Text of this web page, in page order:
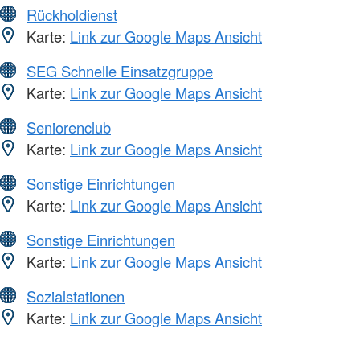
Rückholdienst
Karte: Link zur Google Maps Ansicht
SEG Schnelle Einsatzgruppe
Karte: Link zur Google Maps Ansicht
Seniorenclub
Karte: Link zur Google Maps Ansicht
Sonstige Einrichtungen
Karte: Link zur Google Maps Ansicht
Sonstige Einrichtungen
Karte: Link zur Google Maps Ansicht
Sozialstationen
Karte: Link zur Google Maps Ansicht